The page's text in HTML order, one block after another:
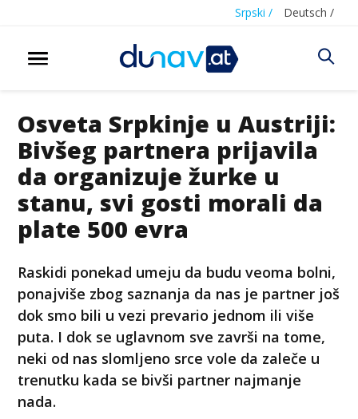
Srpski / Deutsch /
Osveta Srpkinje u Austriji:
Bivšeg partnera prijavila
da organizuje žurke u
stanu, svi gosti morali da
plate 500 evra
Raskidi ponekad umeju da budu veoma bolni,
ponajviše zbog saznanja da nas je partner još
dok smo bili u vezi prevario jednom ili više
puta. I dok se uglavnom sve završi na tome,
neki od nas slomljeno srce vole da zaleče u
trenutku kada se bivši partner najmanje
nada.